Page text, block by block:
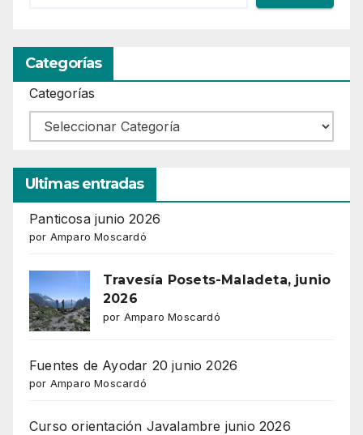
Categorías
Categorías
Ultimas entradas
Panticosa junio 2026
por Amparo Moscardó
Travesía Posets-Maladeta, junio
2026
por Amparo Moscardó
Fuentes de Ayodar 20 junio 2026
por Amparo Moscardó
Curso orientación Javalambre junio 2026